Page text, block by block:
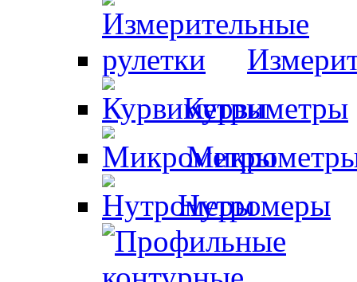
Курвиметры
Нутромеры